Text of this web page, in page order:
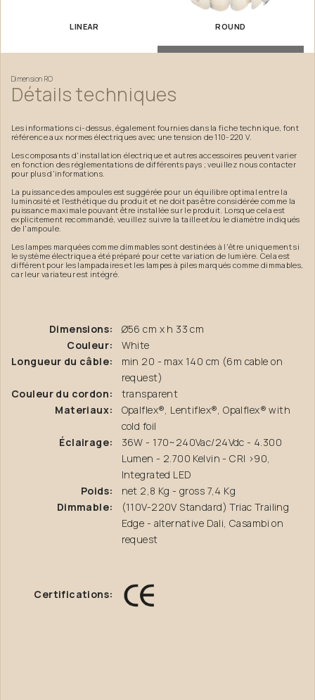
LINEAR ROUND
Dimension RO
Détails techniques
Les informations ci-dessus, également fournies dans la fiche technique, font
référence aux normes électriques avec une tension de 110-220 V.
Les composants d'installation électrique et autres accessoires peuvent varier
en fonction des réglementations de différents pays ; veuillez nous contacter
pour plus d'informations.
La puissance des ampoules est suggérée pour un équilibre optimal entre la
luminosité et l'esthétique du produit et ne doit pas être considérée comme la
puissance maximale pouvant être installée sur le produit. Lorsque cela est
explicitement recommandé, veuillez suivre la taille et/ou le diamètre indiqués
de l'ampoule.
Les lampes marquées comme dimmables sont destinées à l'être uniquement si
le système électrique a été préparé pour cette variation de lumière. Cela est
différent pour les lampadaires et les lampes à piles marqués comme dimmables,
car leur variateur est intégré.
Dimensions:
Ø56 cm x h 33 cm
Couleur:
White
Longueur du câble:
min 20 - max 140 cm (6m cable on
request)
Couleur du cordon:
transparent
Materiaux:
Opalflex®, Lentiflex®, Opalflex® with
cold foil
Éclairage:
36W - 170~240Vac/24Vdc - 4.300
Lumen - 2.700 Kelvin - CRI >90,
Integrated LED
Poids:
net 2,8 Kg - gross 7,4 Kg
Dimmable:
(110V-220V Standard) Triac Trailing
Edge - alternative Dali, Casambi on
request
Certifications: